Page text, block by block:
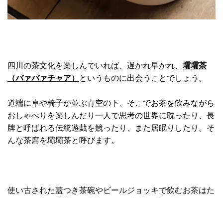
四川の茶文化を楽しんでいれば、遅かれ早かれ、 壩壩茶
（バァバァチャア）
というものに出会うことでしょう。
道端に卓や椅子が並ぶ青空の下、そこでお茶を飲みながら
おしゃべりを楽しんだり一人で思考の世界に耽ったり、長
牌と呼ばれる伝統遊戯を競ったり、また居眠りしたり。そ
んな茶席を壩壩茶と呼びます。
使い古された蓋つき茶碗やビールジョッキで飲むお茶はた